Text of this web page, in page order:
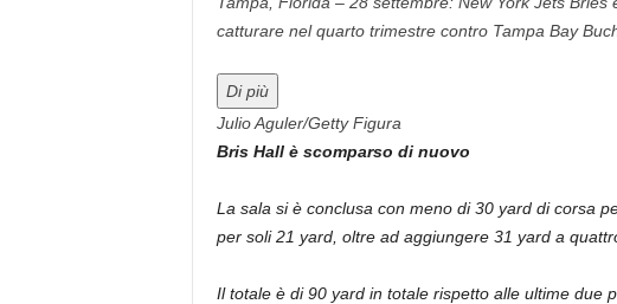
catturare nel quarto trimestre contro Tampa Bay
Di più
Julio Aguler/Getty Figura
Bris Hall è scomparso di nuovo
La sala si è conclusa con meno di 30 yard di corsa
per soli 21 yard, oltre ad aggiungere 31 yard a
Il totale è di 90 yard in totale rispetto alle ultime due